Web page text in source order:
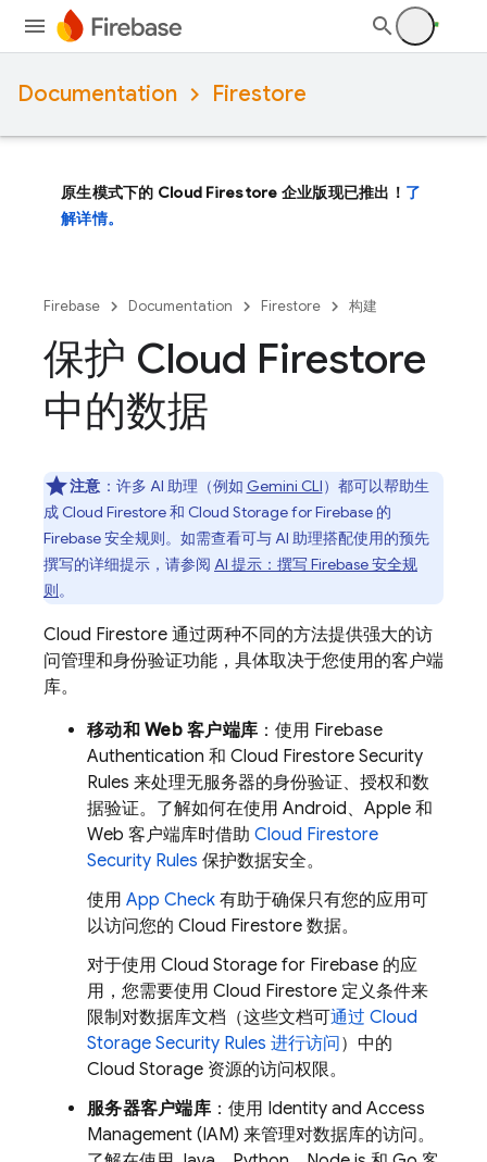
Documentation Firestore
原生模式下的 Cloud Firestore 企业版现已推出！ 了
解详情。
Firebase Documentation Firestore 构建
保护 Cloud Firestore
中的数据
注意 ： 许多 AI 助理（例如 Gemini CLI）都可以帮助生
成 Cloud Firestore和 Cloud Storage for Firebase 的
Firebase 安全规则。如需查看可与 AI 助理搭配使用的预先
撰写的详细提示，请参阅 AI 提示：撰写 Firebase 安全规
则。
Cloud Firestore 通过两种不同的方法提供强大的访
问管理和身份验证功能，具体取决于您使用的客户端
库。
移动和 Web 客户端库 ：使用 Firebase
Authentication 和 Cloud Firestore Security
Rules 来处理无服务器的身份验证、授权和数
据验证。了解如何在使用 Android、Apple 和
Web 客户端库时借助 Cloud Firestore
Security Rules 保护数据安全。
使用 App Check 有助于确保只有您的应用可
以访问您的 Cloud Firestore 数据。
对于使用 Cloud Storage for Firebase 的应
用，您需要使用 Cloud Firestore 定义条件来
限制对数据库文档（这些文档可通过 Cloud
Storage Security Rules 进行访问 ）中的
Cloud Storage 资源的访问权限。
服务器客户端库：使用 Identity and Access
Management (IAM) 来管理对数据库的访问。